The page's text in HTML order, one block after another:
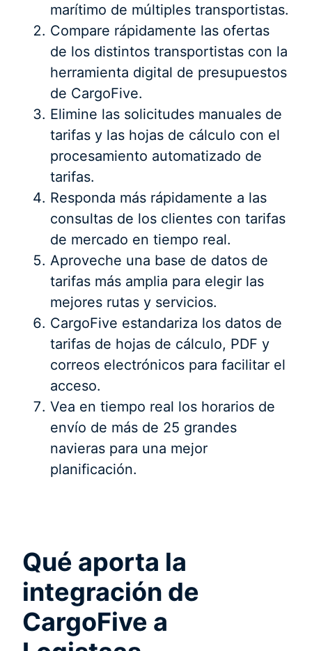
marítimo de múltiples transportistas.
Compare rápidamente las ofertas
de los distintos transportistas con la
herramienta digital de presupuestos
de CargoFive.
Elimine las solicitudes manuales de
tarifas y las hojas de cálculo con el
procesamiento automatizado de
tarifas.
Responda más rápidamente a las
consultas de los clientes con tarifas
de mercado en tiempo real.
Aproveche una base de datos de
tarifas más amplia para elegir las
mejores rutas y servicios.
CargoFive estandariza los datos de
tarifas de hojas de cálculo, PDF y
correos electrónicos para facilitar el
acceso.
Vea en tiempo real los horarios de
envío de más de 25 grandes
navieras para una mejor
planificación.
Qué aporta la
integración de
CargoFive a